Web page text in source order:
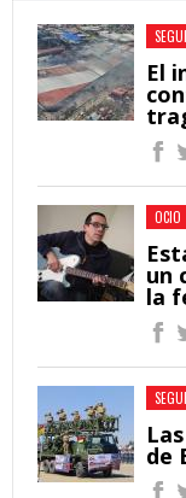
El
OCIO
un
la
de